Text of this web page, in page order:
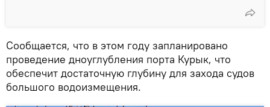
Сообщается, что в этом году запланировано
проведение дноуглубления порта Курык, что
обеспечит достаточную глубину для захода судов
большого водоизмещения.